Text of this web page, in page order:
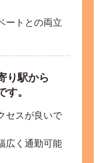
ートとの両立
り駅から
。
セスが良いで
広く通勤可能